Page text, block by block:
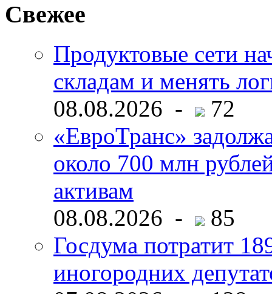
Свежее
Продуктовые сети
складам и менять
08.08.2026 -
72
«ЕвроТранс»
около 700 млн
активам
08.08.2026 -
85
Госдума потратит
иногородних